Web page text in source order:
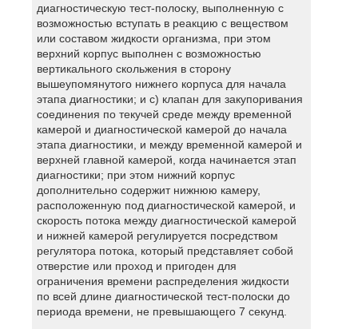
диагностическую тест-полоску, выполненную с
возможностью вступать в реакцию с веществом
или составом жидкости организма, при этом
верхний корпус выполнен с возможностью
вертикального скольжения в сторону
вышеупомянутого нижнего корпуса для начала
этапа диагностики; и c) клапан для закупоривания
соединения по текучей среде между временной
камерой и диагностической камерой до начала
этапа диагностики, и между временной камерой и
верхней главной камерой, когда начинается этап
диагностики; при этом нижний корпус
дополнительно содержит нижнюю камеру,
расположенную под диагностической камерой, и
скорость потока между диагностической камерой
и нижней камерой регулируется посредством
регулятора потока, который представляет собой
отверстие или проход и пригоден для
ограничения времени распределения жидкости
по всей длине диагностической тест-полоски до
периода времени, не превышающего 7 секунд.